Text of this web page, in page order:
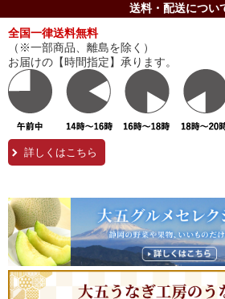
送料・配送につい
全国一律送料無料
（※一部商品、離島を除く）
お届けの【時間指定】承ります。
詳しくはこちら